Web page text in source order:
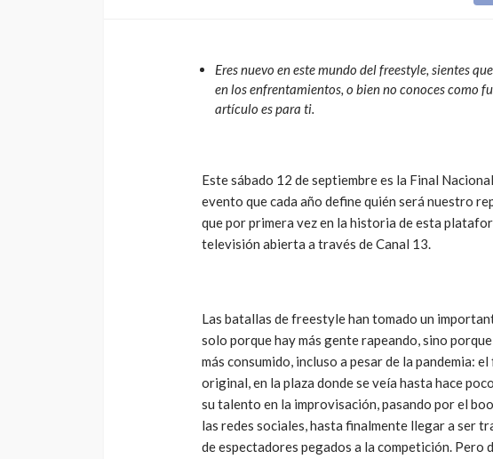
Eres nuevo en este mundo del freestyle, sientes
en los enfrentamientos, o bien no conoces como
artículo es para ti.
Este sábado 12 de septiembre es la Final
evento que cada año define quién será nuestro
que por primera vez en la historia de esta
televisión abierta a través de Canal 13.
Las batallas de freestyle han tomado un
solo porque hay más gente rapeando, sino
más consumido, incluso a pesar de la pandemia:
original, en la plaza donde se veía hasta hace
su talento en la improvisación, pasando por el
las redes sociales, hasta finalmente llegar a ser
de espectadores pegados a la competición. Pero